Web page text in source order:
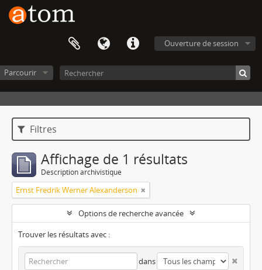
Ouverture de session
Parcourir
Filtres
Affichage de 1 résultats
Description archivistique
Ernst Fredrik Werner Alexanderson
Options de recherche avancée
Trouver les résultats avec :
dans